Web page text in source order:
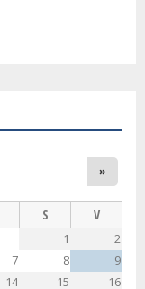
»
S V
1
2
7 8
9
14 15 16